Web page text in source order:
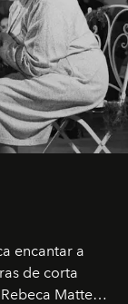
encantar a
de corta
Matte